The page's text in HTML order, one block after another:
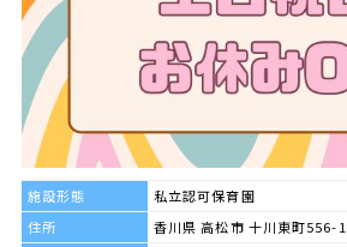
施設形態
私立認可保育園
住所
香川県 高松市 十川東町556-1